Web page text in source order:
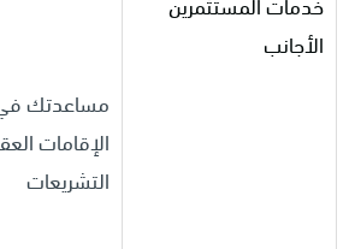
خدمات المستثمرين
الأجانب
مساعدتك
الإقامات
التشريعات